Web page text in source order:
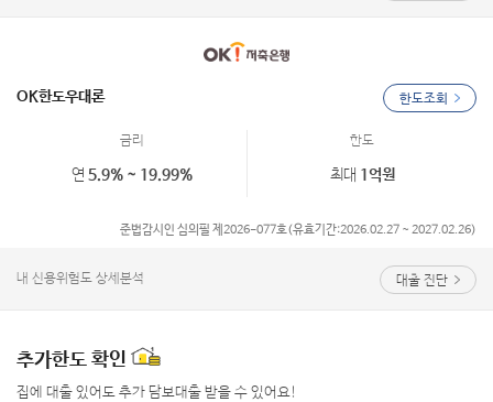
OK한도우대론
금리
연 5.9% ~ 19.99%
한도
최대 1억원
한도조회
내 신용위험도 상세분석 대출 진단
준법감시인 심의필 제2026-077호(유효기간:2026.02.27 ~ 2027.02.26)
추가한도 확인
집에 대출 있어도 추가 담보대출 받을 수 있어요!